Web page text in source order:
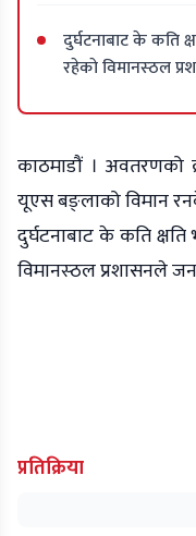
दुर्घटनाबाट के कति
रहेकाे विमानस्ठल
काठमाडौं । अवतरणको
यूएस बङ्लाको विमान
दुर्घटनाबाट के कति
विमानस्ठल प्रशासनले
प्रतिक्रिया